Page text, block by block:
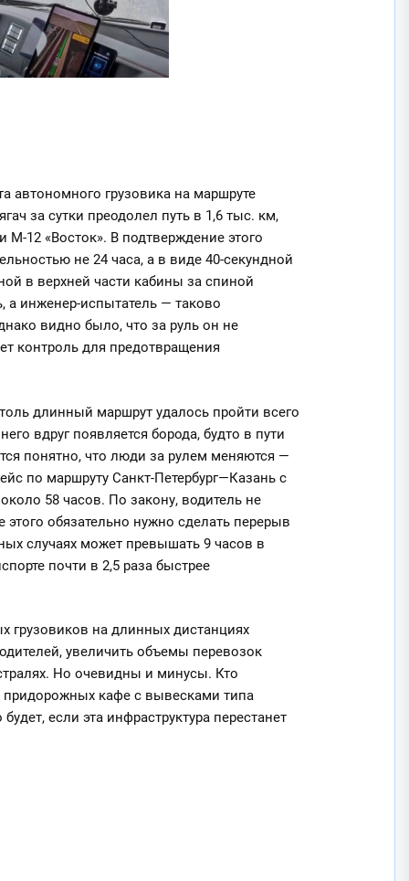
автономного грузовика на маршруте
за сутки преодолел путь в 1,6 тыс. км,
12 «Восток». В подтверждение этого
не 24 часа, а в виде 40-секундной
в верхней части кабины за спиной
а инженер-испытатель — таково
видно было, что за руль он не
контроль для предотвращения
длинный маршрут удалось пройти всего
вдруг появляется борода, будто в пути
понятно, что люди за рулем меняются —
по маршруту Санкт-Петербург—Казань с
58 часов. По закону, водитель не
обязательно нужно сделать перерыв
случаях может превышать 9 часов в
почти в 2,5 раза быстрее
грузовиков на длинных дистанциях
увеличить объемы перевозок
Но очевидны и минусы. Кто
придорожных кафе с вывесками типа
если эта инфраструктура перестанет